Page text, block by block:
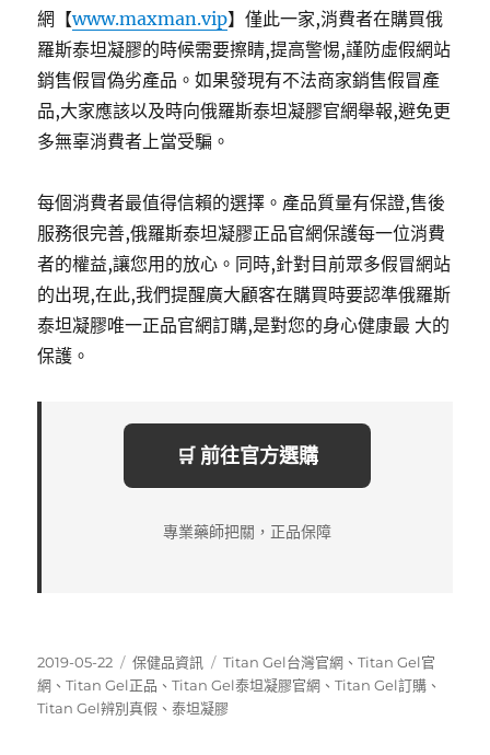
網【www.maxman.vip】僅此一家,消費者在購買俄
羅斯泰坦凝膠的時候需要擦睛,提高警惕,謹防虛假網站
銷售假冒偽劣產品。如果發現有不法商家銷售假冒產
品,大家應該以及時向俄羅斯泰坦凝膠官網舉報,避免更
多無辜消費者上當受騙。
每個消費者最值得信賴的選擇。產品質量有保證,售後
服務很完善,俄羅斯泰坦凝膠正品官網保護每一位消費
者的權益,讓您用的放心。同時,針對目前眾多假冒網站
的出現,在此,我們提醒廣大顧客在購買時要認準俄羅斯
泰坦凝膠唯一正品官網訂購,是對您的身心健康最 大的
保護。
🛒 前往官方選購
專業藥師把關，正品保障
發
佈
日
2019-05-22
分
類
保健品資訊
標
籤
Titan Gel台灣官網 、Titan Gel官
網 、Titan Gel正品 、Titan Gel泰坦凝膠官網 、Titan Gel訂購 、
Titan Gel辨別真假 、泰坦凝膠